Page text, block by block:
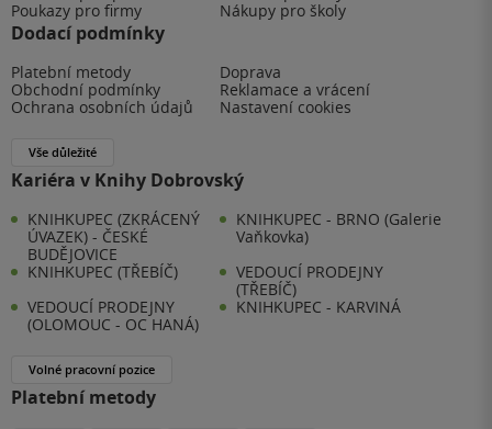
Poukazy pro firmy
Nákupy pro školy
Dodací podmínky
Platební metody
Doprava
Obchodní podmínky
Reklamace a vrácení
Ochrana osobních údajů
Nastavení cookies
Vše důležité
Kariéra v Knihy Dobrovský
KNIHKUPEC (ZKRÁCENÝ
ÚVAZEK) - ČESKÉ
BUDĚJOVICE
KNIHKUPEC - BRNO (Galerie
Vaňkovka)
KNIHKUPEC (TŘEBÍČ)
VEDOUCÍ PRODEJNY
(TŘEBÍČ)
VEDOUCÍ PRODEJNY
(OLOMOUC - OC HANÁ)
KNIHKUPEC - KARVINÁ
Volné pracovní pozice
Platební metody